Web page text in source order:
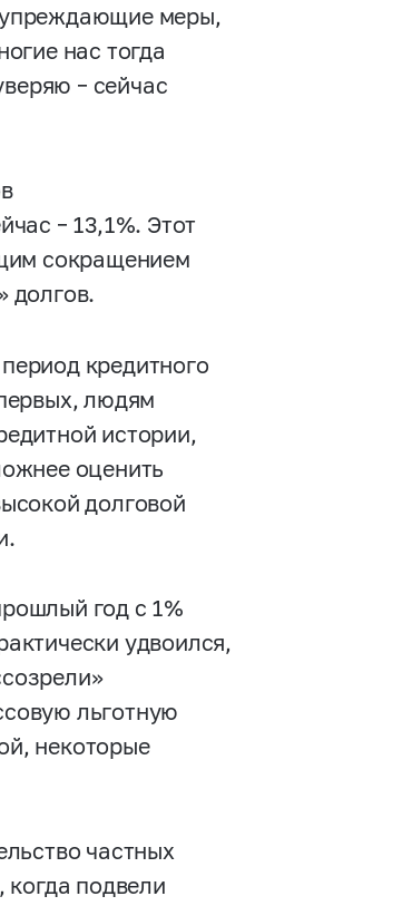
упреждающие меры,
нас тогда
– сейчас
– 13,1%. Этот
сокращением
долгов.
кредитного
людям
истории,
оценить
долговой
год с 1%
удвоился,
льготную
некоторые
частных
подвели